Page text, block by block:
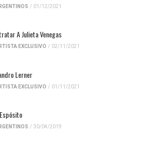
/ 01/12/2021
A Julieta Venegas
EXCLUSIVO / 02/11/2021
Lerner
EXCLUSIVO / 01/11/2021
/ 30/04/2019